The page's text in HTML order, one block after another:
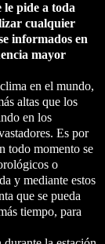
le pide a toda
cualquier
informados en
mayor
en el mundo,
altas que los
en los
Es por
todo momento se
o
y mediante estos
que se pueda
tiempo, para